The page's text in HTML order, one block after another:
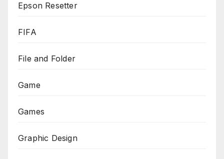
Epson Resetter
FIFA
File and Folder
Game
Games
Graphic Design